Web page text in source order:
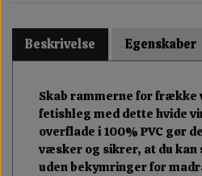
Beskrivelse Egenskaber
Skab rammerne for frække
fetishleg med dette hvide
overflade i 100% PVC gør
væsker og sikrer, at du kan
uden bekymringer for